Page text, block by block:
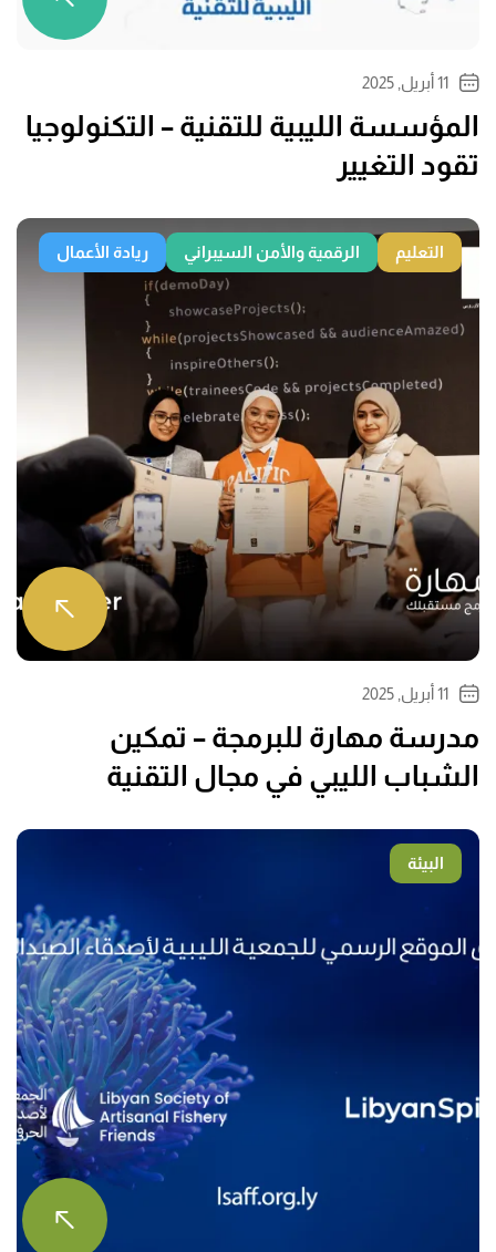
11 أبريل, 2025
المؤسسة الليبية للتقنية – التكنولوجيا
تقود التغيير
التعليم الرقمية والأمن السيبراني ريادة الأعمال
11 أبريل, 2025
مدرسة مهارة للبرمجة – تمكين
الشباب الليبي في مجال التقنية
البيئة